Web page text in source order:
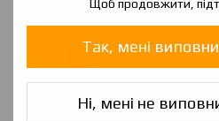
Щоб продовжити,
Так, мені
Ні, мені не